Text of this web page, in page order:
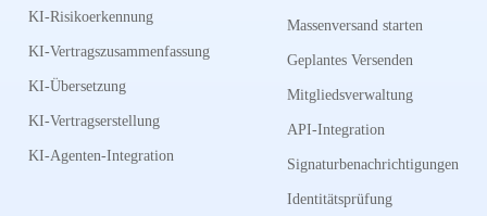
KI-Risikoerkennung
KI-Vertragszusammenfassung
KI-Übersetzung
KI-Vertragserstellung
KI-Agenten-Integration
Massenversand starten
Geplantes Versenden
Mitgliedsverwaltung
API-Integration
Signaturbenachrichtigungen
Identitätsprüfung